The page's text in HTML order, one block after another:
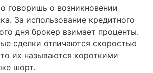
говоришь о возникновении
За использование кредитного
дня брокер взимает проценты.
сделки отличаются скоростью
их называются короткими
шорт.